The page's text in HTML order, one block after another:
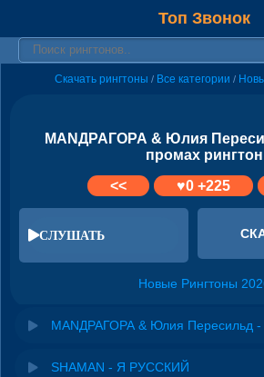
Топ Звонок
Скачать рингтоны / Все категории /
МАNДРАГОРА & Юлия
промах рингтон
<<
♥0+225
СЛУШАТЬ
Новые Рингтоны
МАNДРАГОРА & Юлия Пересильд -
SHAMAN - Я РУССКИЙ